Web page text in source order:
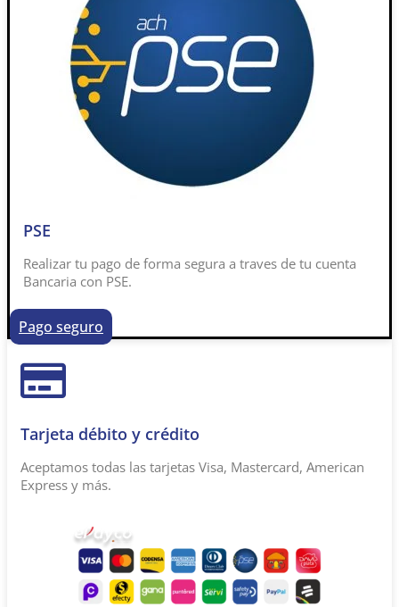
PSE
Realizar tu pago de forma segura a traves de tu cuenta
Bancaria con PSE.
Pago seguro
Tarjeta débito y crédito
Aceptamos todas las tarjetas Visa, Mastercard, American
Express y más.